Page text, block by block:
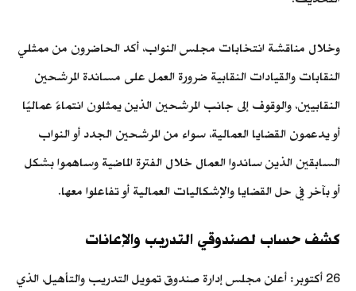
وخلال مناقشة انتخابات مجلس النواب، أكد الحاضرون من ممثلي
النقابات والقيادات النقابية ضرورة العمل على مساندة المرشحين
النقابيين، والوقوف إلى جانب المرشحين الذين يمثلون انتماءً عماليًا
أو يدعمون القضايا العمالية، سواء من المرشحين الجدد أو النواب
السابقين الذين ساندوا العمال خلال الفترة الماضية وساهموا بشكل
أو بآخر في حل القضايا والإشكاليات العمالية أو تفاعلوا معها.
كشف حساب لصندوقي التدريب والإعانات
26 أكتوبر: أعلن مجلس إدارة صندوق تمويل التدريب والتأهيل، الذي